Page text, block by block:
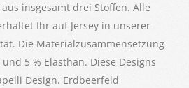
insgesamt drei Stoffen. Alle
Ihr auf Jersey in unserer
Die Materialzusammensetzung
5 % Elasthan. Diese Designs
Design. Erdbeerfeld